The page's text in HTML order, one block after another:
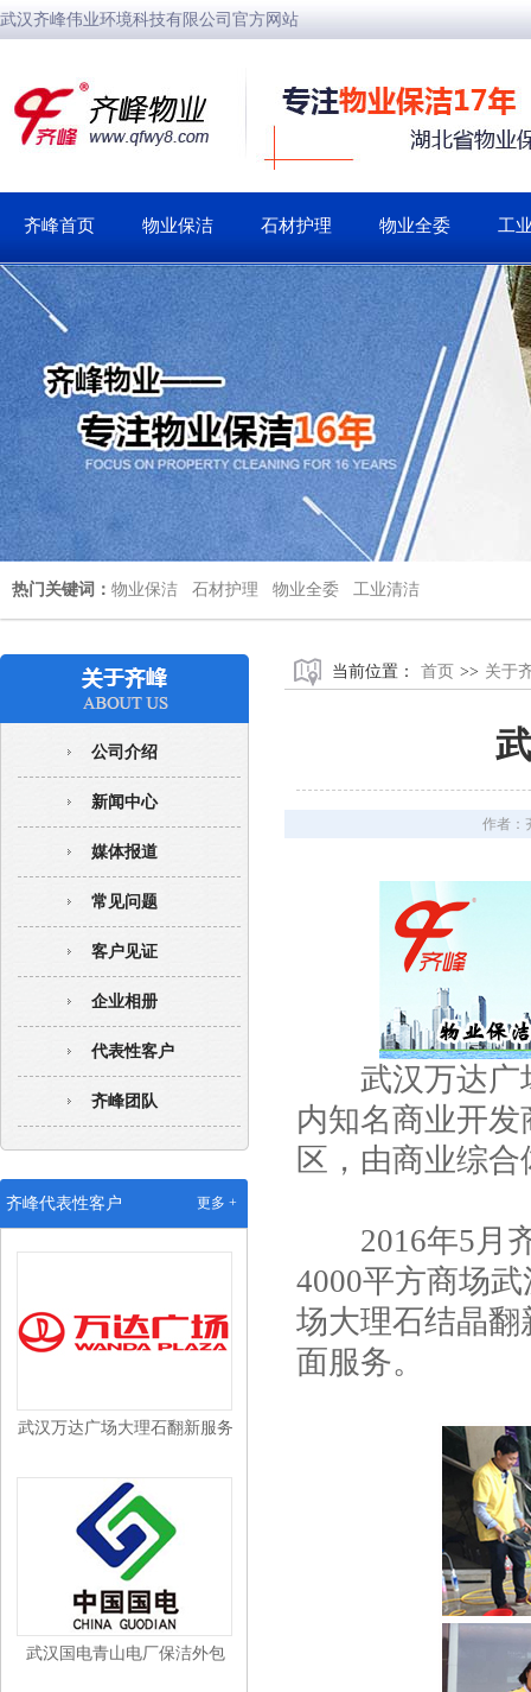
武汉齐峰伟业环境科技有限公司官方网站
齐峰首页 物业保洁 石材护理 物业全委 工
热门关键词： 物业保洁 石材护理 物业全委 工业清洁
公司介绍
新闻中心
媒体报道
常见问题
客户见证
企业相册
代表性客户
齐峰团队
齐峰代表性客户 更多 +
武汉沃尔玛配送中心保洁外包
武汉万达广场大理石翻新服务
武汉国电青山电厂保洁外包
当前位置： 首页 >> 关于
作者：
武汉万达广
内知名商业开
区，由商业综
2016年5月齐
4000平方商场
场大理石结晶
面服务。